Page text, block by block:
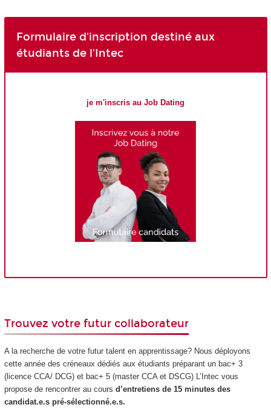
Formulaire d'inscription destiné aux
étudiants de l'Intec
je m'inscris au Job Dating
Trouvez votre futur collaborateur
A la recherche de votre futur talent en apprentissage? Nous déployons
cette année des créneaux dédiés aux étudiants préparant un bac+ 3
(licence CCA/ DCG) et bac+ 5 (master CCA et DSCG) L’Intec vous
propose de rencontrer au cours d’entretiens de 15 minutes des
candidat.e.s pré-sélectionné.e.s.